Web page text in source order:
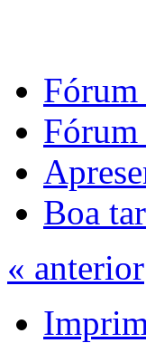
Fórum
Fórum
Boa
« anterior